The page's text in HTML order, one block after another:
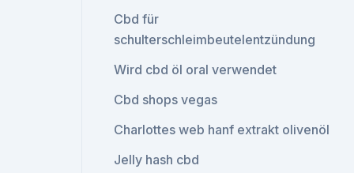
Cbd für
schulterschleimbeutelentzündung
Wird cbd öl oral verwendet
Cbd shops vegas
Charlottes web hanf extrakt olivenöl
Jelly hash cbd